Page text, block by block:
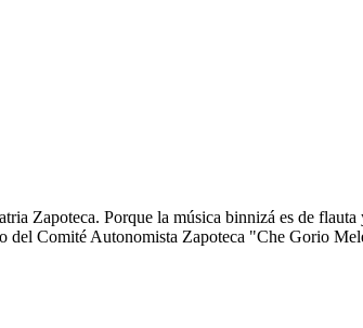
Zapoteca. Porque la música binnizá es de
del Comité Autonomista Zapoteca "Che Gorio